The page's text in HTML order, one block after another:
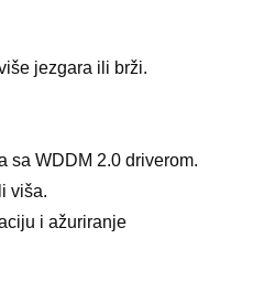
jezgara ili brži.
sa WDDM 2.0 driverom.
viša.
i ažuriranje